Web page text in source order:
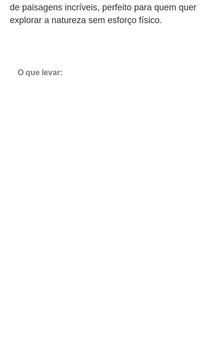
de paisagens incríveis, perfeito para quem quer
explorar a natureza sem esforço físico.
O que levar: